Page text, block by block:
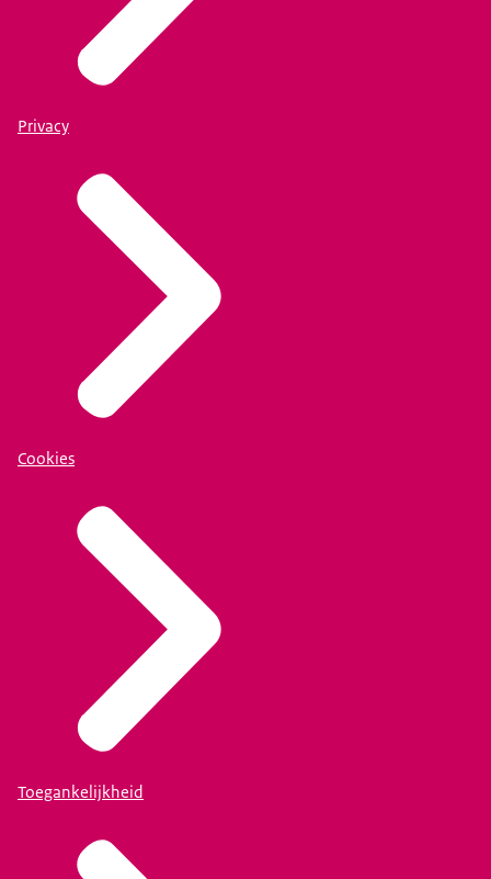
Privacy
Cookies
Toegankelijkheid